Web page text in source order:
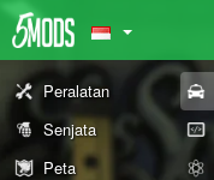
Peralatan
Senjata
Peta